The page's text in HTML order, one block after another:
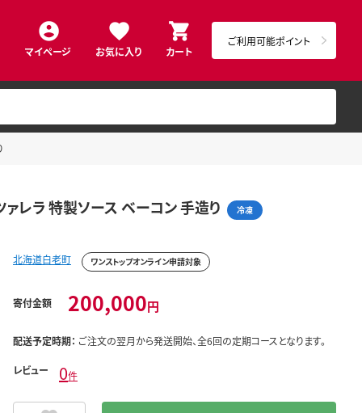
マイページ お気に入り カート
ご利用可能ポイント
レラ 特製ソース ベーコン 手造り 冷凍
北海道白老町 ワンストップオンライン申請対象
寄付金額 200,000円
配送予定時期： ご注文の翌月から発送開始、全6回の定期コースとなります。
レビュー 0件